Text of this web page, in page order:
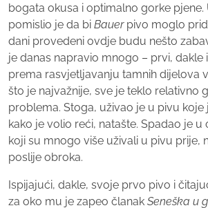
bogata okusa i optimalno gorke
pomislio je da bi Bauer pivo moglo
dani provedeni ovdje budu nešto
je danas napravio mnogo – prvi, dakle
prema rasvjetljavanju tamnih dijelova
što je najvažnije, sve je teklo relativno
problema. Stoga, uživao je u pivu koje
kako je volio reći, natašte. Spadao je
koji su mnogo više uživali u pivu prije,
poslije obroka.
Ispijajući, dakle, svoje prvo pivo i
za oko mu je zapeo članak Seneška u